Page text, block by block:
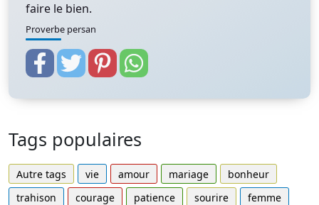
faire le bien.
Proverbe persan
Tags populaires
Autre tags vie amour mariage
bonheur
trahison
courage patience sourire
femme